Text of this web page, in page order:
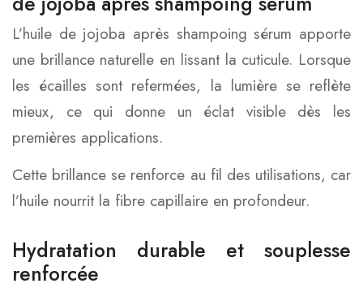
L’huile de jojoba après shampoing sérum apporte
une brillance naturelle en lissant la cuticule. Lorsque
les écailles sont refermées, la lumière se reflète
mieux, ce qui donne un éclat visible dès les
premières applications.
Cette brillance se renforce au fil des utilisations, car
l’huile nourrit la fibre capillaire en profondeur.
Hydratation durable et souplesse
renforcée